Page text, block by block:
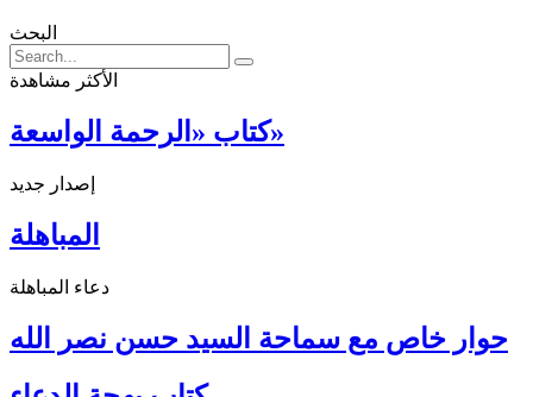
البحث
الأكثر مشاهدة
كتاب «الرحمة الواسعة»
إصدار جديد
المباهلة
دعاء المباهلة
حوار خاص مع سماحة السيد حسن نصر الله